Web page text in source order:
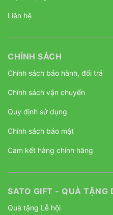
Liên hệ
CHÍNH SÁCH
Chính sách bảo hành, đổi trả
Chính sách vận chuyển
Quy định sử dụng
Chính sách bảo mật
Cam kết hàng chính hãng
SATO GIFT - QUÀ TẶNG
Quà tặng Lễ hội